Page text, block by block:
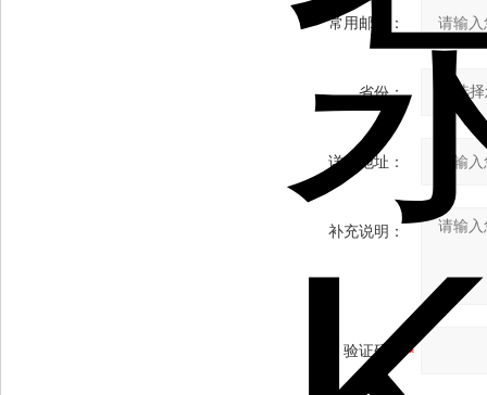
常用邮箱：
省份：
详细地址：
补充说明：
验证码：